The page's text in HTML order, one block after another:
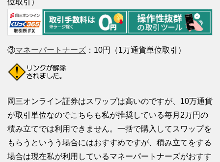
位取引）
③マネーパートナーズ ：10円（1万通貨単位取引）
岡三オンライン証券はスワップは高いのですが、10万通貨
が取引単位なのでこちらも私が推奨している毎月2万円の
積み立てでは利用できません。一括で購入してスワップを
もらうというう場合にはおすすめですが、積み立てをする
場合は現在私が利用しているマネーパートナーズがおすす